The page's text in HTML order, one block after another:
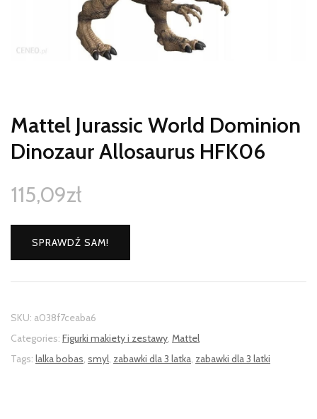
Mattel Jurassic World Dominion
Dinozaur Allosaurus HFK06
115,09zł
SPRAWDŹ SAM!
SKU: a038f7ceaba6
Categories: Figurki makiety i zestawy, Mattel
Tags: lalka bobas, smyl, zabawki dla 3 latka, zabawki dla 3 latki